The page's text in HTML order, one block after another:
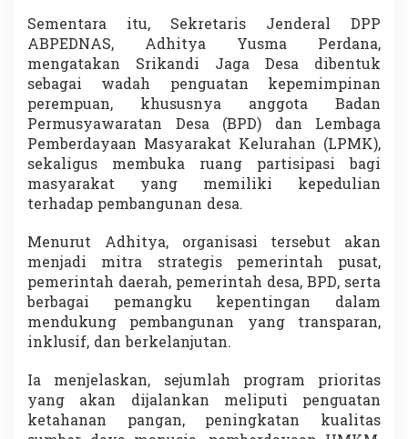
s
Sementara itu, Sekretaris Jenderal DPP
ABPEDNAS, Adhitya Yusma Perdana,
mengatakan Srikandi Jaga Desa dibentuk
sebagai wadah penguatan kepemimpinan
perempuan, khususnya anggota Badan
Permusyawaratan Desa (BPD) dan Lembaga
Pemberdayaan Masyarakat Kelurahan (LPMK),
sekaligus membuka ruang partisipasi bagi
masyarakat yang memiliki kepedulian
terhadap pembangunan desa.
Menurut Adhitya, organisasi tersebut akan
menjadi mitra strategis pemerintah pusat,
pemerintah daerah, pemerintah desa, BPD, serta
berbagai pemangku kepentingan dalam
mendukung pembangunan yang transparan,
inklusif, dan berkelanjutan.
Ia menjelaskan, sejumlah program prioritas
yang akan dijalankan meliputi penguatan
ketahanan pangan, peningkatan kualitas